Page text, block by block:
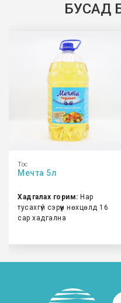
БУСАД
Тос
Мечта 5л
Хадгалах горим: Нар
тусахгүй сэрүүн нөхцөлд 16
сар хадгална